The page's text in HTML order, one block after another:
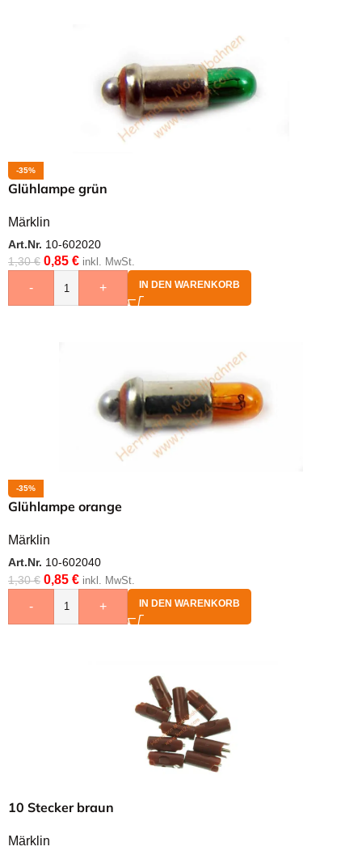
-35%
Glühlampe grün
Märklin
Art.Nr. 10-602020
1,30€ 0,85 € inkl. MwSt.
- + IN DEN WARENKORB
-35%
Glühlampe orange
Märklin
Art.Nr. 10-602040
1,30€ 0,85 € inkl. MwSt.
- + IN DEN WARENKORB
10 Stecker braun
Märklin